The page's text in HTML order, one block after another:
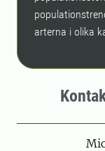
arterna i olika
Person